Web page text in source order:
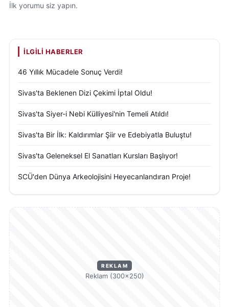
İlk yorumu siz yapın.
İLGILI HABERLER
46 Yıllık Mücadele Sonuç Verdi!
Sivas'ta Beklenen Dizi Çekimi İptal Oldu!
Sivas'ta Siyer-i Nebi Külliyesi'nin Temeli Atıldı!
Sivas'ta Bir İlk: Kaldırımlar Şiir ve Edebiyatla Buluştu!
Sivas'ta Geleneksel El Sanatları Kursları Başlıyor!
SCÜ'den Dünya Arkeolojisini Heyecanlandıran Proje!
REKLAM
Reklam (300×250)